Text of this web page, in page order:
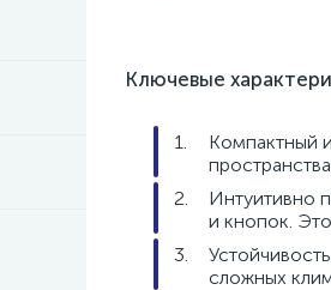
Ключевые
Компактный
Интуитивно
и кнопок.
сложных